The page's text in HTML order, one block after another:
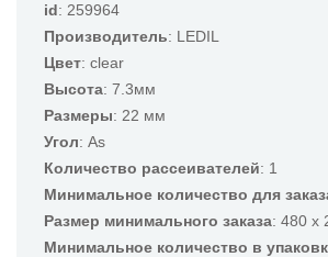
id: 259964
Производитель: LEDIL
Цвет: clear
Высота: 7.3мм
Размеры: 22 мм
Угол: As
Количество рассеивателей: 1
Минимальное количество для
Размер минимального заказа: 480 x
Минимальное количество в